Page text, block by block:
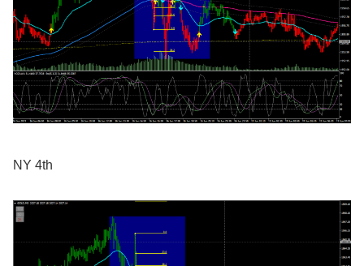
NY 4th